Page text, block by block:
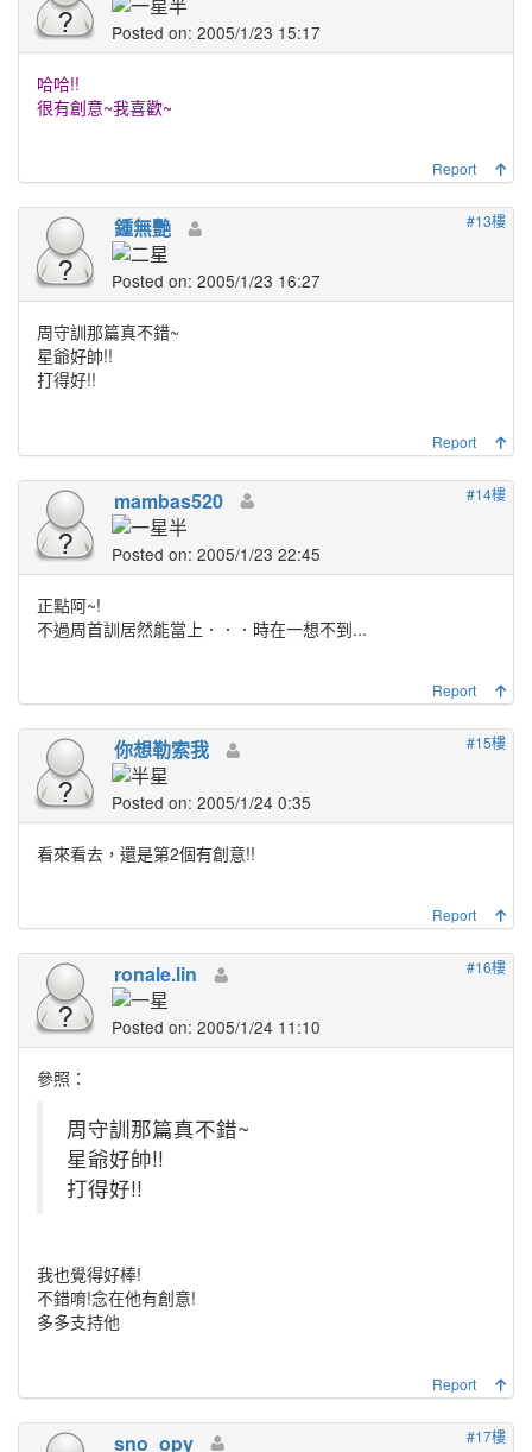
Posted on: 2005/1/23 15:17
哈哈!!
很有創意~我喜歡~
Report
#13樓
鍾無艷
Posted on: 2005/1/23 16:27
周守訓那篇真不錯~
星爺好帥!!
打得好!!
Report
#14樓
mambas520
Posted on: 2005/1/23 22:45
正點阿~!
不過周首訓居然能當上．．．時在一想不到...
Report
#15樓
你想勒索我
Posted on: 2005/1/24 0:35
看來看去，還是第2個有創意!!
Report
#16樓
ronale.lin
Posted on: 2005/1/24 11:10
參照：
周守訓那篇真不錯~
星爺好帥!!
打得好!!
我也覺得好棒!
不錯唷!念在他有創意!
多多支持他
Report
#17樓
sno_opy